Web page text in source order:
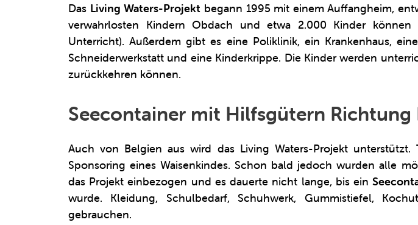
Das Living Waters-Projekt begann 1995 mit einem Auffangheim,
verwahrlosten Kindern Obdach und etwa 2.000 Kinder
Unterricht). Außerdem gibt es eine Poliklinik, ein Krankenhaus,
Schneiderwerkstatt und eine Kinderkrippe. Die Kinder werden
zurückkehren können.
Seecontainer mit Hilfsgütern Richtung
Auch von Belgien aus wird das Living Waters-Projekt
Sponsoring eines Waisenkindes. Schon bald jedoch wurden alle
das Projekt einbezogen und es dauerte nicht lange, bis ein
wurde. Kleidung, Schulbedarf, Schuhwerk, Gummistiefel,
gebrauchen.